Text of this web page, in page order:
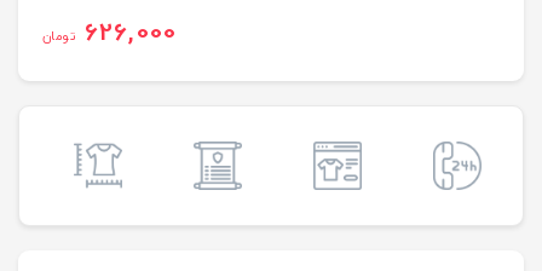
626,000 تومان